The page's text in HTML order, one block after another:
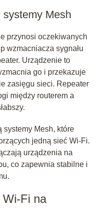
systemy Mesh
przynosi oczekiwanych
wzmacniacza sygnału
Urządzenie to
go i przekazuje
zasięgu sieci. Repeater
między routerem a
systemy Mesh, które
jedną sieć Wi-Fi.
urządzenia na
co zapewnia stabilne i
Fi na